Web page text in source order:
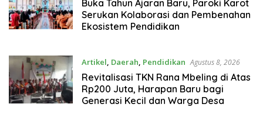
Buka Tahun Ajaran Baru, Paroki Karot
Serukan Kolaborasi dan Pembenahan
Ekosistem Pendidikan
Artikel Daerah Pendidikan Agustus 8, 2026
Revitalisasi TKN Rana Mbeling di Atas
Rp200 Juta, Harapan Baru bagi
Generasi Kecil dan Warga Desa